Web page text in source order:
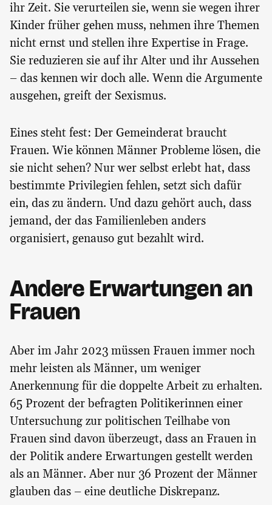
ihr Zeit. Sie verurteilen sie, wenn sie wegen ihrer
Kinder früher gehen muss, nehmen ihre Themen
nicht ernst und stellen ihre Expertise in Frage.
Sie reduzieren sie auf ihr Alter und ihr Aussehen
– das kennen wir doch alle. Wenn die Argumente
ausgehen, greift der Sexismus.
Eines steht fest: Der Gemeinderat braucht
Frauen. Wie können Männer Probleme lösen, die
sie nicht sehen? Nur wer selbst erlebt hat, dass
bestimmte Privilegien fehlen, setzt sich dafür
ein, das zu ändern. Und dazu gehört auch, dass
jemand, der das Familienleben anders
organisiert, genauso gut bezahlt wird.
Andere Erwartungen an
Frauen
Aber im Jahr 2023 müssen Frauen immer noch
mehr leisten als Männer, um weniger
Anerkennung für die doppelte Arbeit zu erhalten.
65 Prozent der befragten Politikerinnen einer
Untersuchung zur politischen Teilhabe von
Frauen sind davon überzeugt, dass an Frauen in
der Politik andere Erwartungen gestellt werden
als an Männer. Aber nur 36 Prozent der Männer
glauben das – eine deutliche Diskrepanz.